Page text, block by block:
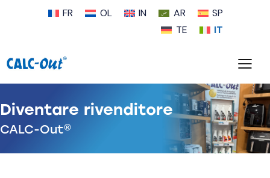
FR OL IN AR
SP
TE
IT
Diventare rivenditore​​
CALC-Out®